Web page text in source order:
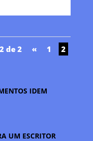
de 2 « 1 2
IDEM
UM ESCRITOR